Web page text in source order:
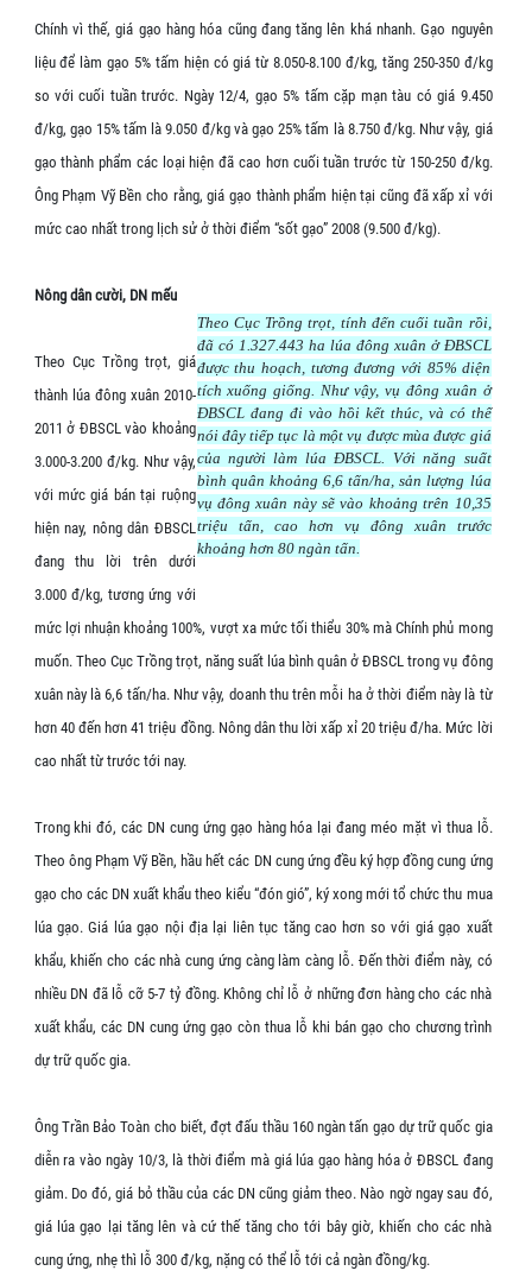
Chính vì thế, giá gạo hàng hóa cũng đang tăng lên khá nhanh. Gạo nguyên
liệu để làm gạo 5% tấm hiện có giá từ 8.050-8.100 đ/kg, tăng 250-350 đ/kg
so với cuối tuần trước. Ngày 12/4, gạo 5% tấm cặp mạn tàu có giá 9.450
đ/kg, gạo 15% tấm là 9.050 đ/kg và gạo 25% tấm là 8.750 đ/kg. Như vậy, giá
gạo thành phẩm các loại hiện đã cao hơn cuối tuần trước từ 150-250 đ/kg.
Ông Phạm Vỹ Bền cho rằng, giá gạo thành phẩm hiện tại cũng đã xấp xỉ với
mức cao nhất trong lịch sử ở thời điểm “sốt gạo” 2008 (9.500 đ/kg).
Nông dân cười, DN mếu
Theo Cục Trồng trọt, tính đến cuối tuần rồi,
đã có 1.327.443 ha lúa đông xuân ở ĐBSCL
được thu hoạch, tương đương với 85% diện
tích xuống giống. Như vậy, vụ đông xuân ở
ĐBSCL đang đi vào hồi kết thúc, và có thể
nói đây tiếp tục là một vụ được mùa được giá
của người làm lúa ĐBSCL. Với năng suất
bình quân khoảng 6,6 tấn/ha, sản lượng lúa
vụ đông xuân này sẽ vào khoảng trên 10,35
triệu tấn, cao hơn vụ đông xuân trước
khoảng hơn 80 ngàn tấn.
Theo Cục Trồng trọt, giá
thành lúa đông xuân 2010-
2011 ở ĐBSCL vào khoảng
3.000-3.200 đ/kg. Như vậy,
với mức giá bán tại ruộng
hiện nay, nông dân ĐBSCL
đang thu lời trên dưới
3.000 đ/kg, tương ứng với
mức lợi nhuận khoảng 100%, vượt xa mức tối thiểu 30% mà Chính phủ mong
muốn. Theo Cục Trồng trọt, năng suất lúa bình quân ở ĐBSCL trong vụ đông
xuân này là 6,6 tấn/ha. Như vậy, doanh thu trên mỗi ha ở thời điểm này là từ
hơn 40 đến hơn 41 triệu đồng. Nông dân thu lời xấp xỉ 20 triệu đ/ha. Mức lời
cao nhất từ trước tới nay.
Trong khi đó, các DN cung ứng gạo hàng hóa lại đang méo mặt vì thua lỗ.
Theo ông Phạm Vỹ Bền, hầu hết các DN cung ứng đều ký hợp đồng cung ứng
gạo cho các DN xuất khẩu theo kiểu “đón gió”, ký xong mới tổ chức thu mua
lúa gạo. Giá lúa gạo nội địa lại liên tục tăng cao hơn so với giá gạo xuất
khẩu, khiến cho các nhà cung ứng càng làm càng lỗ. Đến thời điểm này, có
nhiều DN đã lỗ cỡ 5-7 tỷ đồng. Không chỉ lỗ ở những đơn hàng cho các nhà
xuất khẩu, các DN cung ứng gạo còn thua lỗ khi bán gạo cho chương trình
dự trữ quốc gia.
Ông Trần Bảo Toàn cho biết, đợt đấu thầu 160 ngàn tấn gạo dự trữ quốc gia
diễn ra vào ngày 10/3, là thời điểm mà giá lúa gạo hàng hóa ở ĐBSCL đang
giảm. Do đó, giá bỏ thầu của các DN cũng giảm theo. Nào ngờ ngay sau đó,
giá lúa gạo lại tăng lên và cứ thế tăng cho tới bây giờ, khiến cho các nhà
cung ứng, nhẹ thì lỗ 300 đ/kg, nặng có thể lỗ tới cả ngàn đồng/kg.